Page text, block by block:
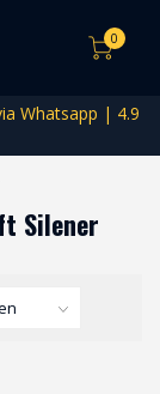
0
Whatsapp | 4.9
Silener